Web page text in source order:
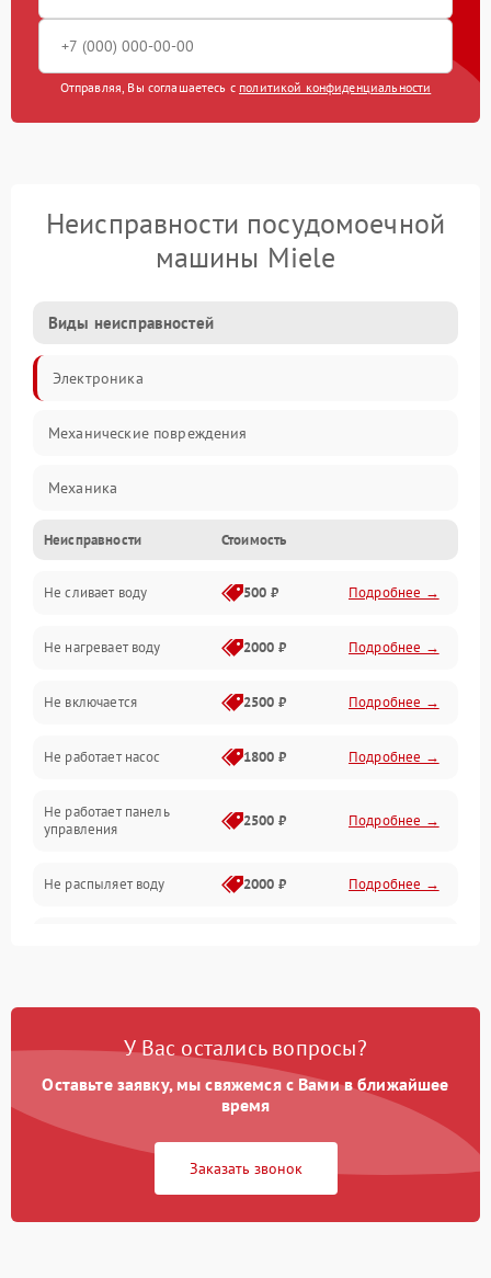
Отправляя, Вы соглашаетесь с политикой конфиденциальности
Неисправности посудомоечной
машины Miele
Виды неисправностей
Электроника
Механические повреждения
Механика
Управление
Электропитание
Датчики
Нагрев
Вода
Гигиена
Программное обеспечение
Неисправности Стоимость
Не сливает воду 500 ₽ Подробнее →
Не нагревает воду 2000 ₽ Подробнее →
Не включается 2500 ₽ Подробнее →
Не работает насос 1800 ₽ Подробнее →
Не работает панель
управления
2500 ₽ Подробнее →
Не распыляет воду 2000 ₽ Подробнее →
Проблемы с набором
Не работает сушилка 2100 ₽ Подробнее →
Сбои в работе таймера 1700 ₽
У Вас остались вопросы?
Оставьте заявку, мы свяжемся с Вами в ближайшее
время
Заказать звонок